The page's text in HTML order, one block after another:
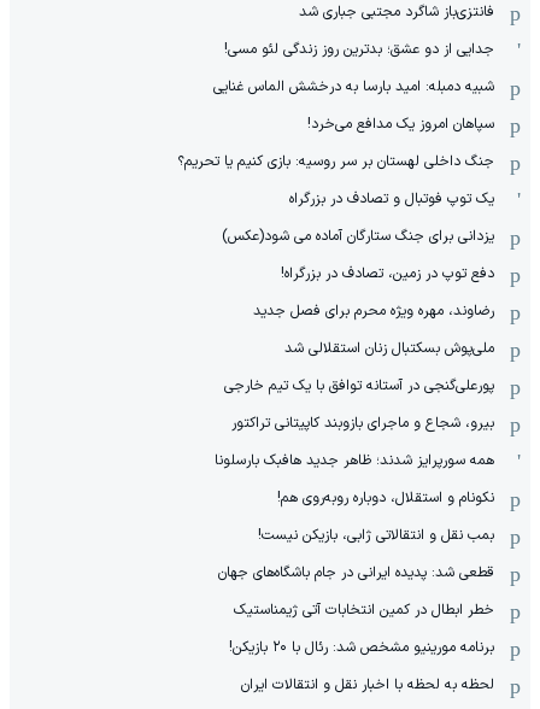
فانتزی‌باز شاگرد مجتبی جباری شد
جدایی از دو عشق؛ بدترین روز زندگی لئو مسی!
شبیه دمبله: امید بارسا به درخشش الماس غنایی
سپاهان امروز یک مدافع می‌خرد!
جنگ داخلی لهستان بر سر روسیه: بازی کنیم یا تحریم؟
یک توپ فوتبال و تصادف در بزرگراه
یزدانی برای جنگ ستارگان آماده می شود(عکس)
دفع توپ در زمین، تصادف در بزرگراه!
رضاوند، مهره ویژه محرم برای فصل جدید
ملی‌پوش بسکتبال زنان استقلالی شد
پورعلی‌گنجی در آستانه توافق با یک تیم خارجی
بیرو، شجاع و ماجرای بازوبند کاپیتانی تراکتور
همه سورپرایز شدند؛ ظاهر جدید هافبک بارسلونا
نکونام و استقلال، دوباره روبه‌روی هم!
بمب نقل و انتقالاتی ژابی، بازیکن نیست!
قطعی شد: پدیده ایرانی در جام باشگاه‌های جهان
خطر ابطال در کمین انتخابات آتی ژیمناستیک
برنامه مورینیو مشخص شد: رئال با ۲۰ بازیکن!
لحظه به لحظه با اخبار نقل و انتقالات ایران